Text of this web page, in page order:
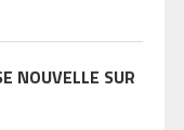
NOUVELLE SUR